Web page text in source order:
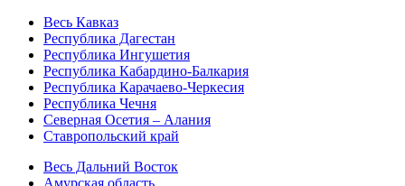
Весь Кавказ
Республика Дагестан
Республика Ингушетия
Республика Кабардино-Балкария
Республика Карачаево-Черкесия
Республика Чечня
Северная Осетия – Алания
Ставропольский край
Весь Дальний Восток
Амурская область